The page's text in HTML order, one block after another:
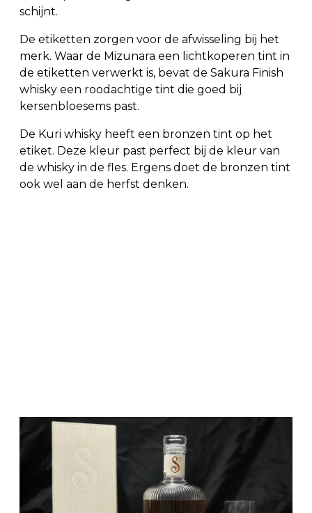
schijnt.
De etiketten zorgen voor de afwisseling bij het
merk. Waar de Mizunara een lichtkoperen tint in
de etiketten verwerkt is, bevat de Sakura Finish
whisky een roodachtige tint die goed bij
kersenbloesems past.
De Kuri whisky heeft een bronzen tint op het
etiket. Deze kleur past perfect bij de kleur van
de whisky in de fles. Ergens doet de bronzen tint
ook wel aan de herfst denken.